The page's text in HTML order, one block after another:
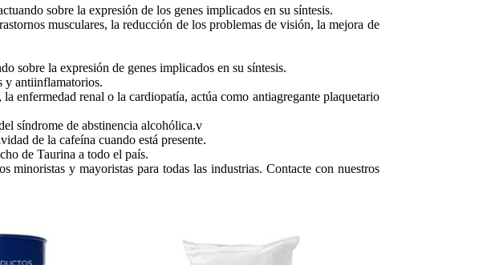
sobre la expresión de los genes implicados en su síntesis.
musculares, la reducción de los problemas de visión, la mejora de
sobre la expresión de genes implicados en su síntesis.
y antiinflamatorios.
enfermedad renal o la cardiopatía, actúa como antiagregante plaquetario
síndrome de abstinencia alcohólica.v
de la cafeína cuando está presente.
de Taurina a todo el país.
minoristas y mayoristas para todas las industrias. Contacte con nuestros